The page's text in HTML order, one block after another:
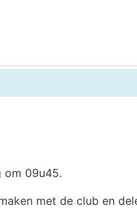
om 09u45.
met de club en